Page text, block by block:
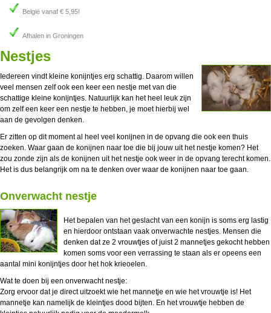
België vanaf € 5,95!
Afhalen in Groningen
Nestjes
Iedereen vindt kleine konijntjes erg schattig. Daarom willen
veel mensen zelf ook een keer een nestje met van die
schattige kleine konijntjes. Natuurlijk kan het heel leuk zijn
om zelf een keer een nestje te hebben, je moet hierbij wel
aan de gevolgen denken.
Er zitten op dit moment al heel veel konijnen in de opvang die ook een thuis
zoeken. Waar gaan de konijnen naar toe die bij jouw uit het nestje komen? Het
zou zonde zijn als de konijnen uit het nestje ook weer in de opvang terecht komen.
Het is dus belangrijk om na te denken over waar de konijnen naar toe gaan.
Onverwacht nestje
Het bepalen van het geslacht van een konijn is soms erg lastig
en hierdoor ontstaan vaak onverwachte nestjes. Mensen die
denken dat ze 2 vrouwtjes of juist 2 mannetjes gekocht hebben
komen soms voor een verrassing te staan als er opeens een
aantal mini konijntjes door het hok krieoelen.
Wat te doen bij een onverwacht nestje:
Zorg ervoor dat je direct uitzoekt wie het mannetje en wie het vrouwtje is! Het
mannetje kan namelijk de kleintjes dood bijten. En het vrouwtje hebben de